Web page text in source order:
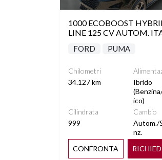
1000 ECOBOOST
LINE 125 CV AUTOM.
FORD PUMA
Chilometri
34.127 km
Ibrido
ico)
Cilindrata
999
Cambio
Autom./
nz.
CONFRONTA